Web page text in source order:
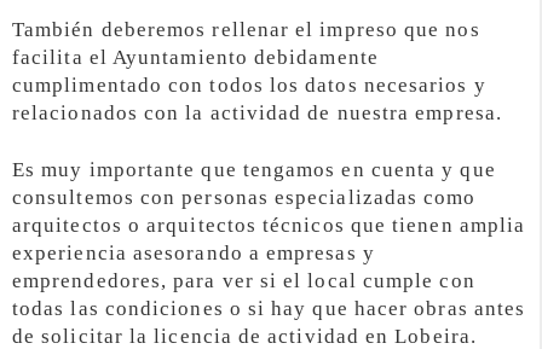
También deberemos rellenar el impreso que nos
facilita el Ayuntamiento debidamente
cumplimentado con todos los datos necesarios y
relacionados con la actividad de nuestra empresa.
Es muy importante que tengamos en cuenta y que
consultemos con personas especializadas como
arquitectos o arquitectos técnicos que tienen amplia
experiencia asesorando a empresas y
emprendedores, para ver si el local cumple con
todas las condiciones o si hay que hacer obras antes
de solicitar la licencia de actividad en Lobeira.